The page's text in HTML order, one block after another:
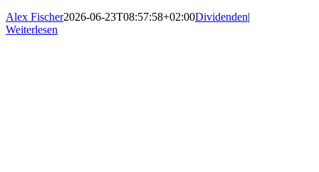
Alex Fischer2026-06-23T08:57:58+02:00Dividenden|
Weiterlesen